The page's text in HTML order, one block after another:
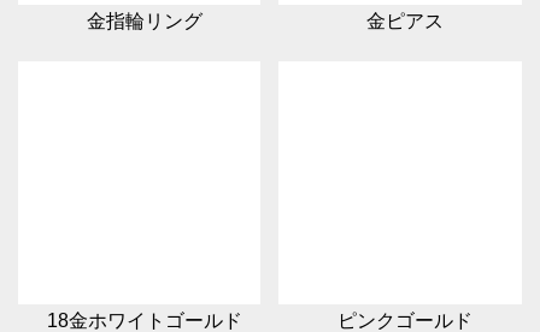
金指輪リング 金ピアス
18金ホワイトゴールド ピンクゴールド